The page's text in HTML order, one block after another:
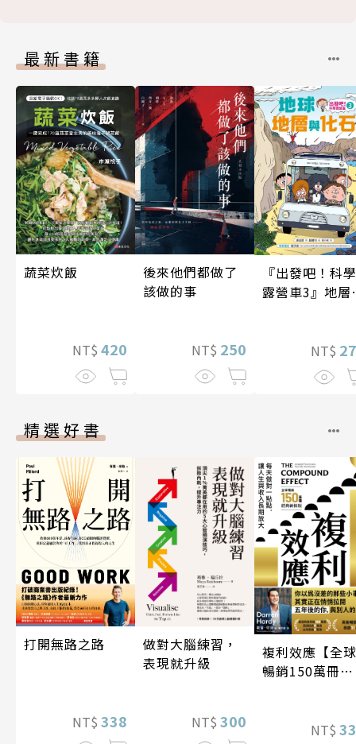
最新書籍
蔬菜炊飯
NT$ 420
後來他們都做了
該做的事
NT$ 250
『出發吧！科學
露營車3』地層
NT$
精選好書
打開無路之路
NT$ 338
做對大腦練習，
表現就升級
NT$ 300
複利效應【全球
暢銷150萬冊・
NT$